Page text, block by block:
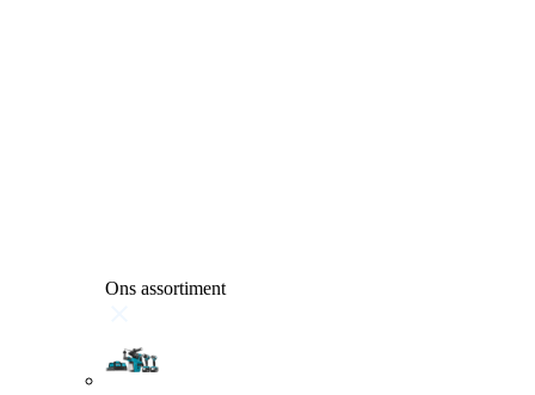
Ons assortiment